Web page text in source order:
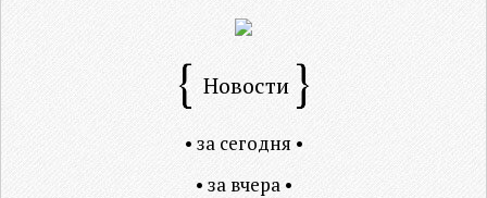
Новости
• за сегодня •
• за вчера •